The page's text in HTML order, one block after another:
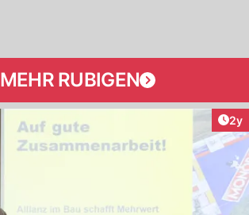
MEHR RUBIGEN
2y